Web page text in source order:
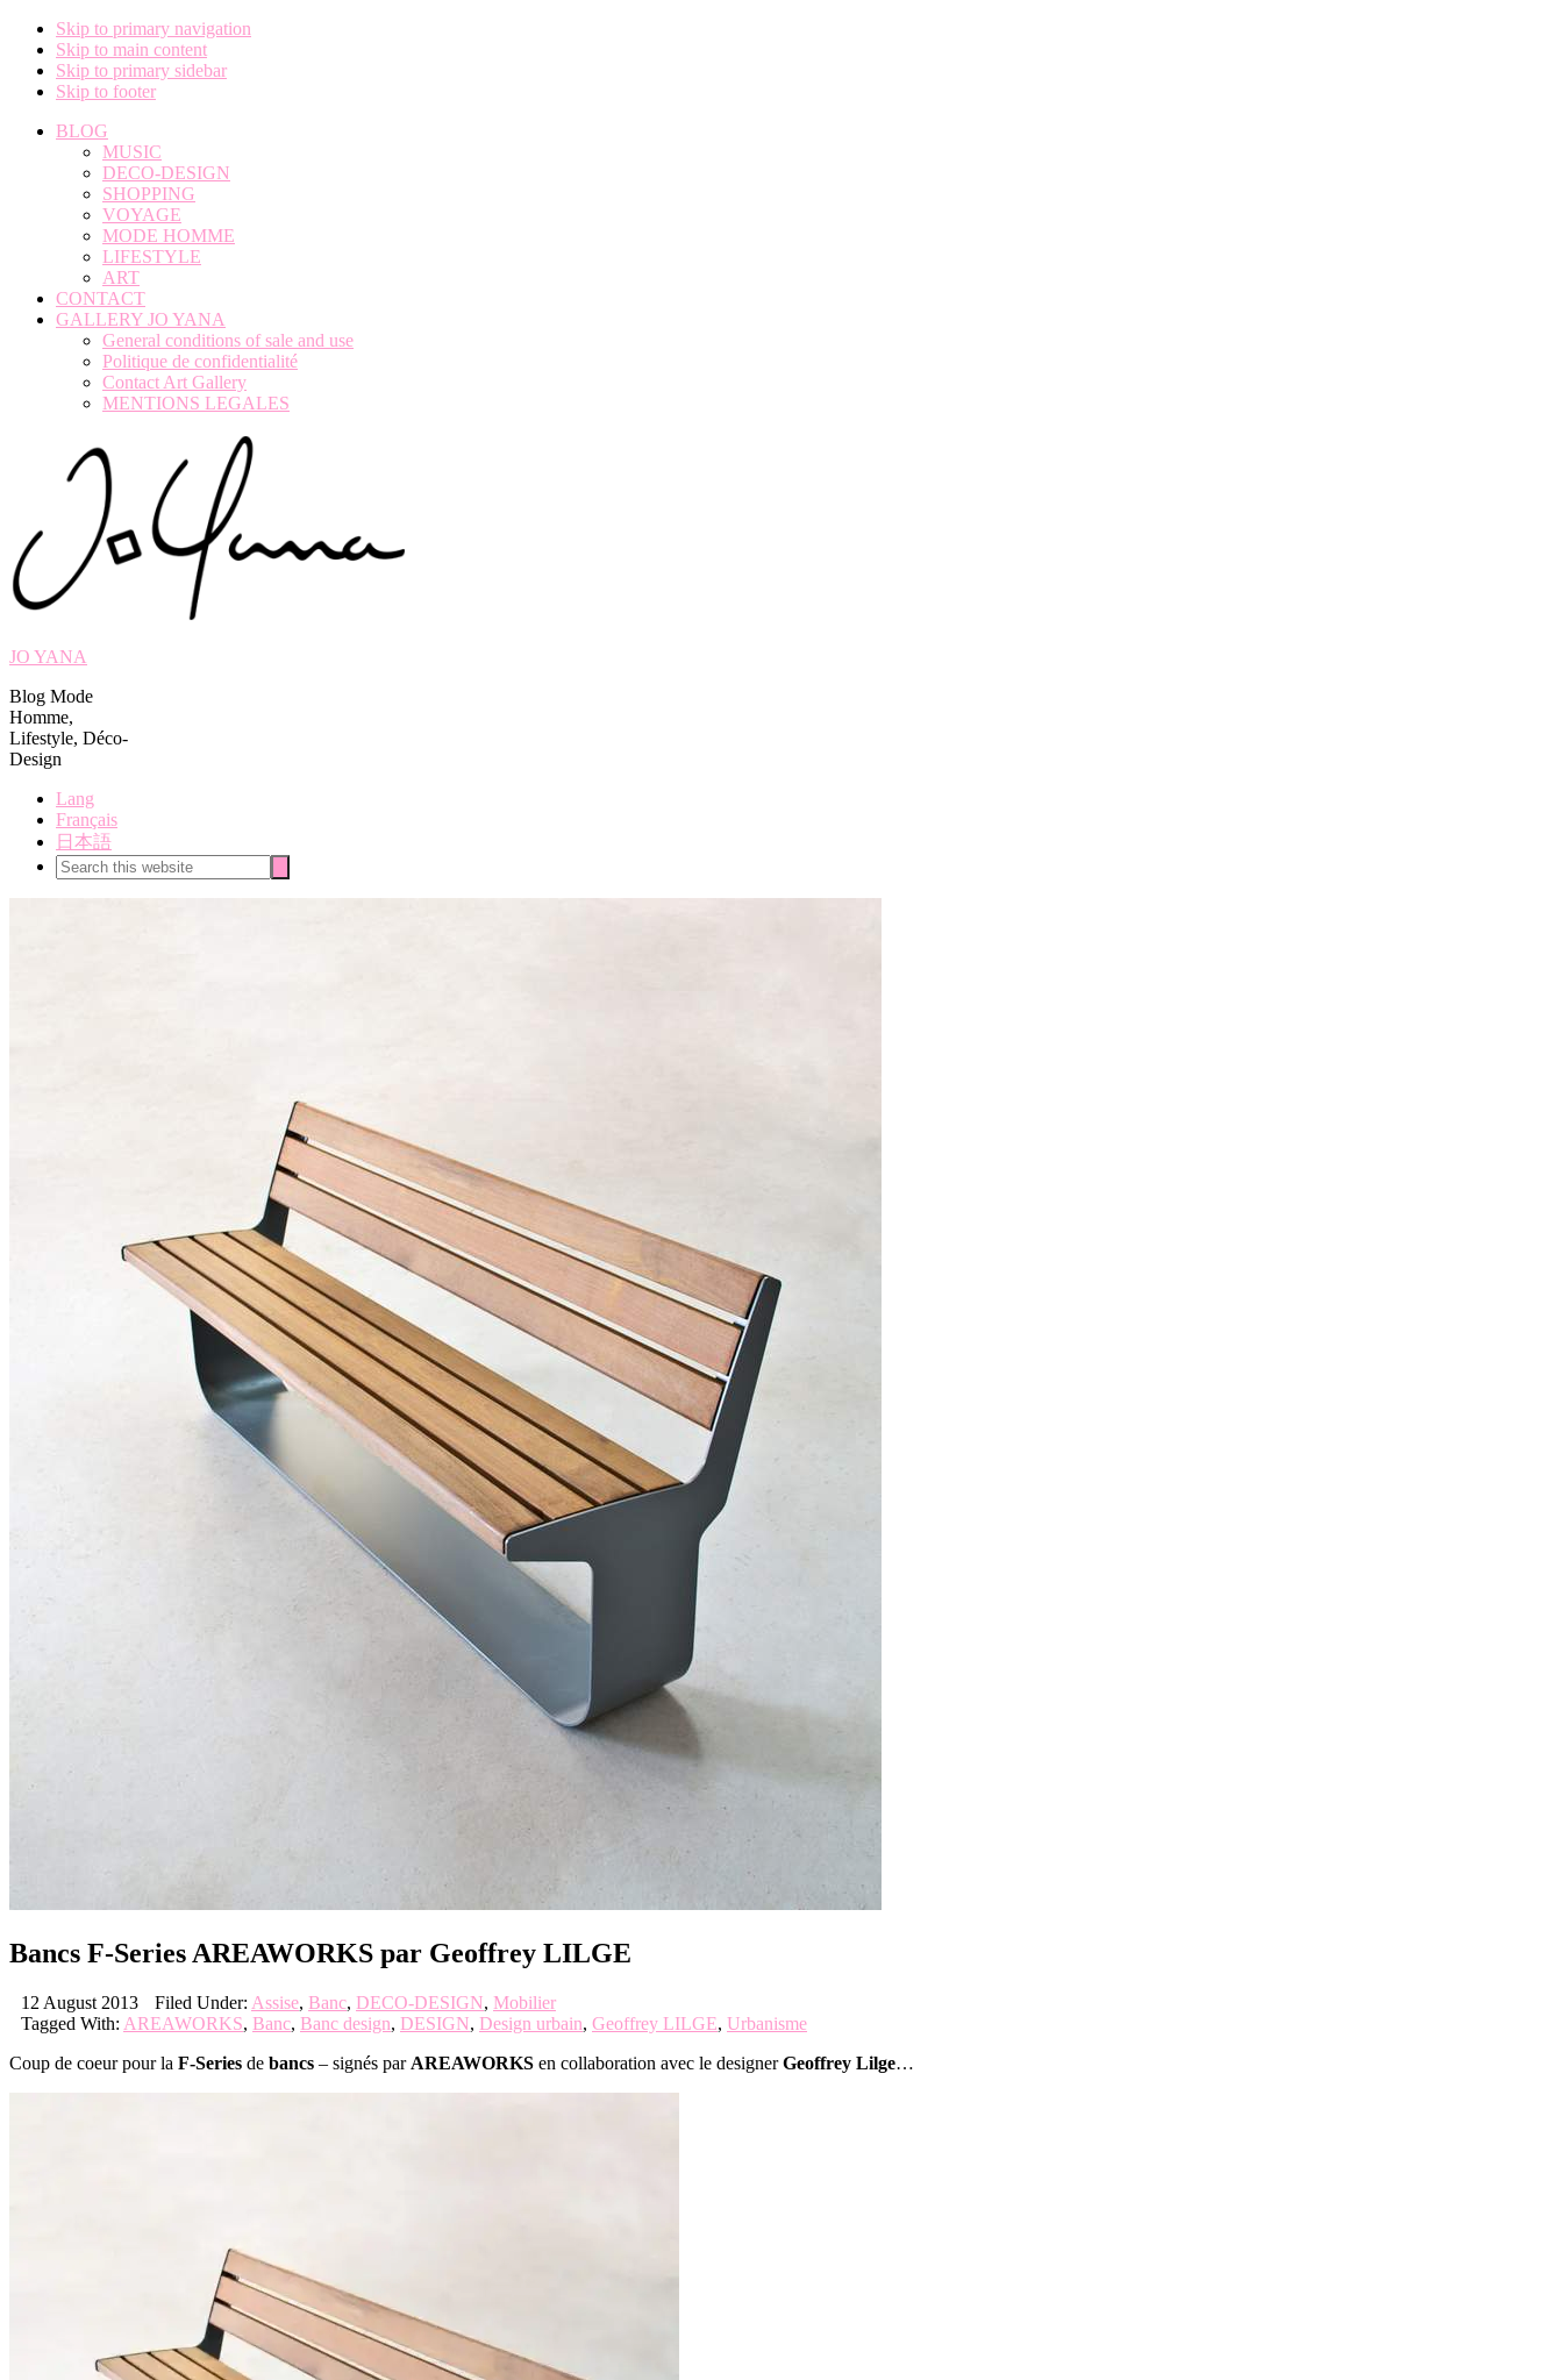
Skip to primary navigation
Skip to main content
Skip to primary sidebar
Skip to footer
BLOG
MUSIC
DECO-DESIGN
SHOPPING
VOYAGE
MODE HOMME
LIFESTYLE
ART
CONTACT
GALLERY JO YANA
General conditions of sale and use
Politique de confidentialité
Contact Art Gallery
MENTIONS LEGALES
JO YANA
Blog Mode
Homme,
Lifestyle, Déco-
Design
Lang
Français
日本語
Search
this
Bancs F-Series AREAWORKS par Geoffrey LILGE
12 August 2013 Filed Under: Assise, Banc, DECO-DESIGN, Mobilier
Tagged With: AREAWORKS, Banc, Banc design, DESIGN, Design urbain, Geoffrey LILGE, Urbanisme
Coup de coeur pour la F-Series de bancs – signés par AREAWORKS en collaboration avec le designerGeoffrey Lilge…